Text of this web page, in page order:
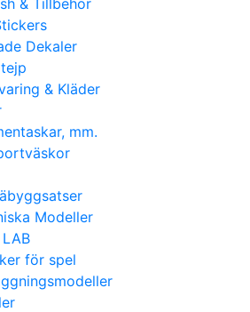
Dekaler
& Kläder
mm.
Modeller
LAB
för spel